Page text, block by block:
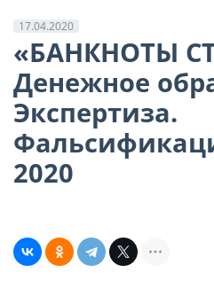
17.04.2020
«БАНКНОТЫ
Денежное
Экспертиза.
2020